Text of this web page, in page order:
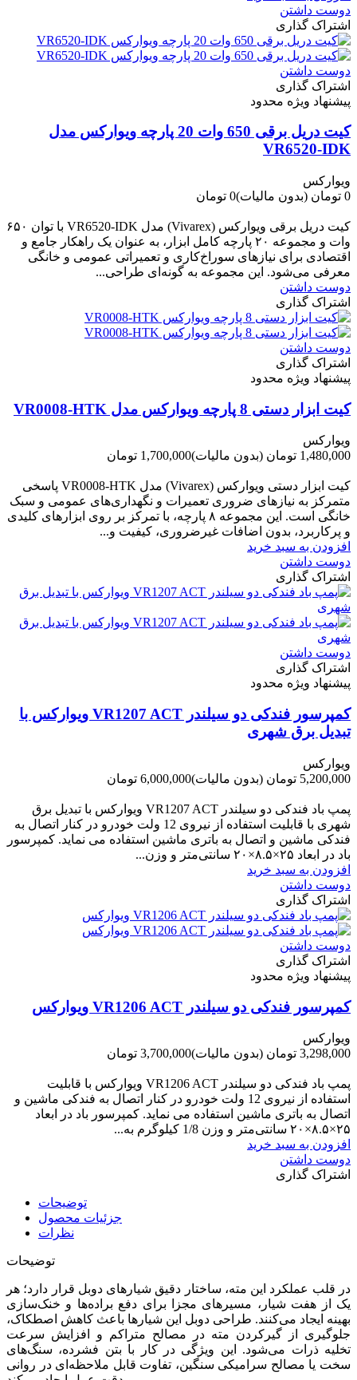
دوست داشتن
اشتراک گذاری
دوست داشتن
اشتراک گذاری
پیشنهاد ویژه محدود
کیت دریل برقی 650 وات 20 پارچه ویوارکس مدل
VR6520-IDK
ویوارکس
0 تومان
(بدون مالیات)0 تومان
کیت دریل برقی ویوارکس (Vivarex) مدل VR6520-IDK با توان ۶۵۰
وات و مجموعه ۲۰ پارچه کامل ابزار، به عنوان یک راهکار جامع و
اقتصادی برای نیازهای سوراخ‌کاری و تعمیراتی عمومی و خانگی
معرفی می‌شود. این مجموعه به گونه‌ای طراحی...
دوست داشتن
اشتراک گذاری
دوست داشتن
اشتراک گذاری
پیشنهاد ویژه محدود
کیت ابزار دستی 8 پارچه ویوارکس مدل VR0008-HTK
ویوارکس
1,480,000 تومان
(بدون مالیات)1,700,000 تومان
کیت ابزار دستی ویوارکس (Vivarex) مدل VR0008-HTK پاسخی
متمرکز به نیازهای ضروری تعمیرات و نگهداری‌های عمومی و سبک
خانگی است. این مجموعه ۸ پارچه، با تمرکز بر روی ابزارهای کلیدی
و پرکاربرد، بدون اضافات غیرضروری، کیفیت و...
افزودن به سبد خرید
دوست داشتن
اشتراک گذاری
دوست داشتن
اشتراک گذاری
پیشنهاد ویژه محدود
کمپرسور فندکی دو سیلندر VR1207 ACT ویوارکس با
تبدیل برق شهری
ویوارکس
5,200,000 تومان
(بدون مالیات)6,000,000 تومان
پمپ باد فندکی دو سیلندر VR1207 ACT ویوارکس با تبدیل برق
شهری با قابلیت استفاده از نیروی 12 ولت خودرو در کنار اتصال به
فندکی ماشین و اتصال به باتری ماشین استفاده می نماید. کمپرسور
باد در ابعاد ۲۵×۸.۵×۲۰ سانتی‌متر و وزن...
افزودن به سبد خرید
دوست داشتن
اشتراک گذاری
دوست داشتن
اشتراک گذاری
پیشنهاد ویژه محدود
کمپرسور فندکی دو سیلندر VR1206 ACT ویوارکس
ویوارکس
3,298,000 تومان
(بدون مالیات)3,700,000 تومان
پمپ باد فندکی دو سیلندر VR1206 ACT ویوارکس با قابلیت
استفاده از نیروی 12 ولت خودرو در کنار اتصال به فندکی ماشین و
اتصال به باتری ماشین استفاده می نماید. کمپرسور باد در ابعاد
۲۵×۸.۵×۲۰ سانتی‌متر و وزن 1/8 کیلوگرم به...
افزودن به سبد خرید
دوست داشتن
اشتراک گذاری
توضیحات
جزئیات محصول
نظرات
توضیحات
در قلب عملکرد این مته، ساختار دقیق شیارهای دوبل قرار دارد؛ هر
یک از هفت شیار، مسیرهای مجزا برای دفع براده‌ها و خنک‌سازی
بهینه ایجاد می‌کنند. طراحی دوبل این شیارها باعث کاهش اصطکاک،
جلوگیری از گیرکردن مته در مصالح متراکم و افزایش سرعت
تخلیه ذرات می‌شود. این ویژگی در کار با بتن فشرده، سنگ‌های
سخت یا مصالح سرامیکی سنگین، تفاوت قابل ملاحظه‌ای در روانی